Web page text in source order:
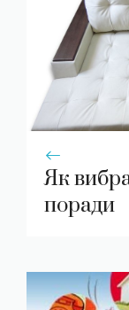
Як
поради